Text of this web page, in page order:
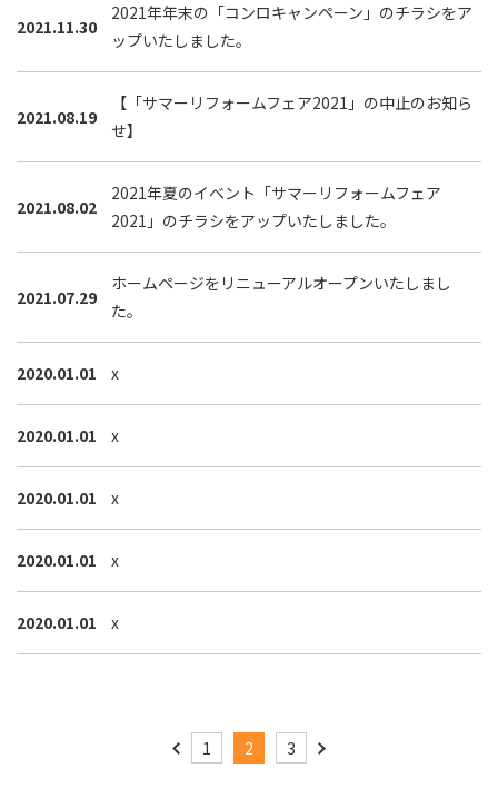
2021.11.30
2021年年末の「コンロキャンペーン」のチラシをア
ップいたしました。
2021.08.19
【「サマーリフォームフェア2021」の中止のお知ら
せ】
2021.08.02
2021年夏のイベント「サマーリフォームフェア
2021」のチラシをアップいたしました。
2021.07.29
ホームページをリニューアルオープンいたしまし
た。
2020.01.01 x
2020.01.01 x
2020.01.01 x
2020.01.01 x
2020.01.01 x
1 2 3